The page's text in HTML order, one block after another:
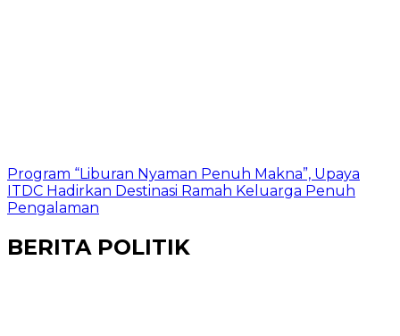
Program “Liburan Nyaman Penuh Makna”, Upaya
ITDC Hadirkan Destinasi Ramah Keluarga Penuh
Pengalaman
BERITA POLITIK